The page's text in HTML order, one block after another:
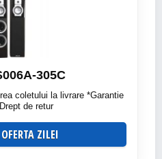
305C
coletului la livrare *Garantie
de retur
ZILEI